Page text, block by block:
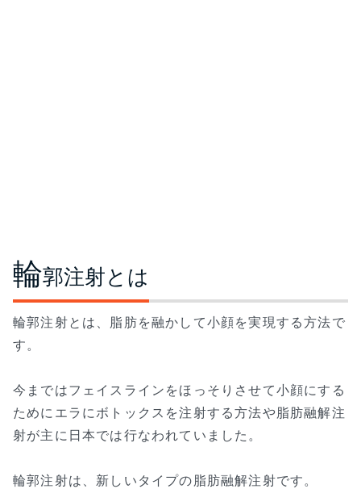
輪郭注射とは
輪郭注射とは、脂肪を融かして小顔を実現する方法で
す。
今まではフェイスラインをほっそりさせて小顔にする
ためにエラにボトックスを注射する方法や脂肪融解注
射が主に日本では行なわれていました。
輪郭注射は、新しいタイプの脂肪融解注射です。